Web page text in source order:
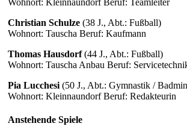
Christian Schulze (38 J., Abt.: Fußball)
Wohnort: Tauscha Beruf: Kaufmann
Thomas Hausdorf(44 J., Abt.: Fußball)
Wohnort: Tauscha Anbau Beruf:
Pia Lucchesi (50 J., Abt.: Gymnastik /
Wohnort: Kleinnaundorf Beruf: Redakteurin
Anstehende Spiele